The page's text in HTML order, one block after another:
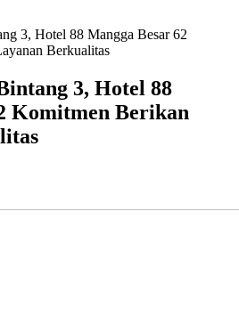
3, Hotel 88 Mangga Besar 62
Berkualitas
3, Hotel 88
Komitmen Berikan